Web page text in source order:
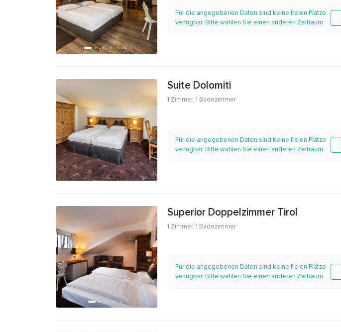
Für die angegebenen Daten sind keine freien Plätze
verfügbar. Bitte wählen Sie einen anderen Zeitraum
Suite Dolomiti
1 Zimmer, 1 Badezimmer
Für die angegebenen Daten sind keine freien Plätze
verfügbar. Bitte wählen Sie einen anderen Zeitraum
Superior Doppelzimmer Tirol
1 Zimmer, 1 Badezimmer
Für die angegebenen Daten sind keine freien Plätze
verfügbar. Bitte wählen Sie einen anderen Zeitraum